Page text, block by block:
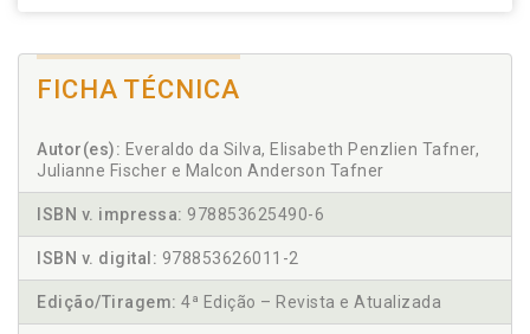
FICHA TÉCNICA
Autor(es): Everaldo da Silva, Elisabeth Penzlien Tafner,
Julianne Fischer e Malcon Anderson Tafner
ISBN v. impressa: 978853625490-6
ISBN v. digital: 978853626011-2
Edição/Tiragem: 4ª Edição – Revista e Atualizada